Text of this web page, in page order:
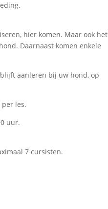
hier komen. Maar ook het
Daarnaast komen enkele
aanleren bij uw hond, op
les.
uur.
7 cursisten.